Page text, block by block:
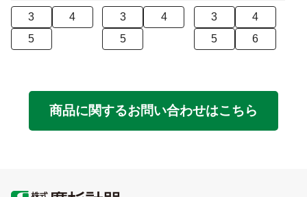
3
4
5
3
4
5
3
4
5
6
商品に関するお問い合わせはこちら